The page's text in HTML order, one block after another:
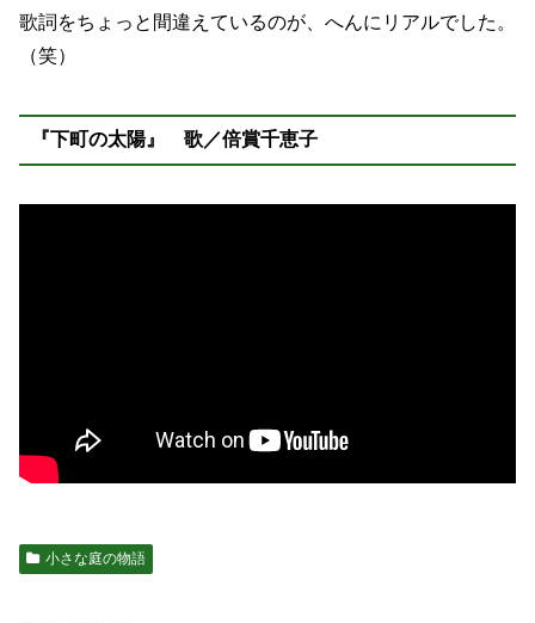
歌詞をちょっと間違えているのが、へんにリアルでした。
（笑）
『下町の太陽』 歌／倍賞千恵子
小さな庭の物語